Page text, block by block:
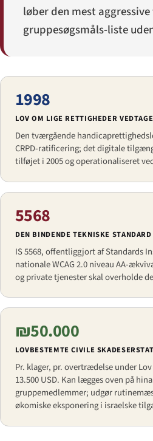
løber den mest
gruppesøgsmåls-liste
1998
LOV OM LIGE RETTIGHEDER
Den tværgående
CRPD-ratificering; det digitale
tilføjet i 2005 og operationaliseret
5568
DEN BINDENDE TEKNISKE STANDARD
IS 5568, offentliggjort af Standards
nationale WCAG 2.0 niveau AA-
og private tjenester skal overholde
₪50.000
LOVBESTEMTE CIVILE
Pr. klager, pr. overtrædelse under
13.500 USD. Kan lægges oven på
gruppemedlemmer; udgør
økomiske eksponering i israelske